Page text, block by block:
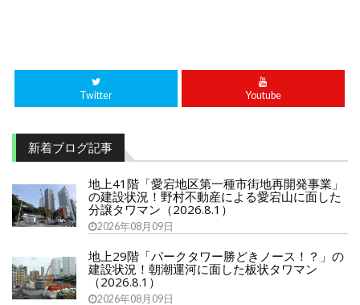
Twitter Youtube
新着ブログ記事
地上41階「愛宕地区第一種市街地再開発事業」
の建設状況！野村不動産による愛宕山に面した
分譲タワマン（2026.8.1）
2026年08月09日
地上29階「パークタワー勝どきノース！？」の
建設状況！朝潮運河に面した板状タワマン
（2026.8.1）
2026年08月09日